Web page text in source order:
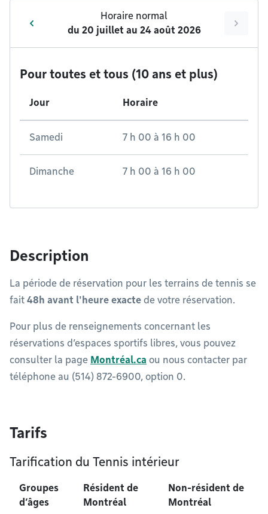
Horaire normal
du 20 juillet au 24 août 2026
Pour toutes et tous (10 ans et plus)
Jour Horaire
Samedi 7 h 00 à 16 h 00
Dimanche 7 h 00 à 16 h 00
Description
La période de réservation pour les terrains de tennis se
fait 48h avant l'heure exacte de votre réservation.
Pour plus de renseignements concernant les
réservations d’espaces sportifs libres, vous pouvez
consulter la page Montréal.ca ou nous contacter par
téléphone au (514) 872-6900, option 0.
Tarifs
Tarification du Tennis intérieur
Groupes
d’âges
Résident de
Montréal
Non-résident de
Montréal